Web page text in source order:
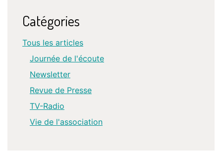
Catégories
Tous les articles
Journée de l'écoute
Newsletter
Revue de Presse
TV-Radio
Vie de l'association